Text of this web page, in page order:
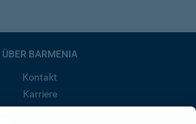
ÜBER BARMENIA
Kontakt
Karriere